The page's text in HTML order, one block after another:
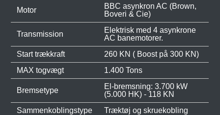
Motor
BBC asynkron AC (Brown,
Boveri & Cie)
Transmission
Elektrisk med 4 asynkrone
AC banemotorer.
Start trækkraft
260 KN ( Boost på 300 KN)
MAX togvægt
1.400 Tons
Bremsetype
El-bremsning: 3.700 kW
(5.000 HK) - 118 KN
Sammenkoblingstype
Træktøj og skruekobling